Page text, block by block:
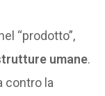
“prodotto”,
umane.
contro la